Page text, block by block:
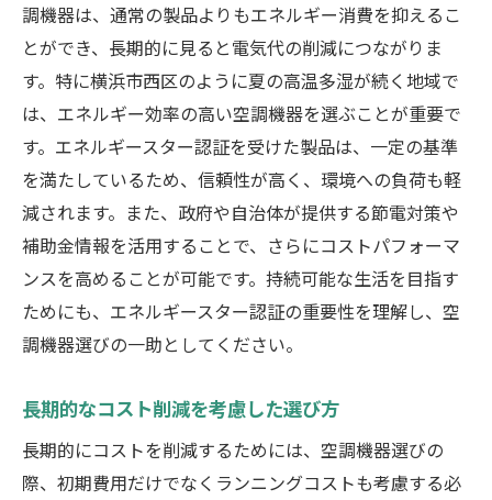
調機器は、通常の製品よりもエネルギー消費を抑えるこ
とができ、長期的に見ると電気代の削減につながりま
す。特に横浜市西区のように夏の高温多湿が続く地域で
は、エネルギー効率の高い空調機器を選ぶことが重要で
す。エネルギースター認証を受けた製品は、一定の基準
を満たしているため、信頼性が高く、環境への負荷も軽
減されます。また、政府や自治体が提供する節電対策や
補助金情報を活用することで、さらにコストパフォーマ
ンスを高めることが可能です。持続可能な生活を目指す
ためにも、エネルギースター認証の重要性を理解し、空
調機器選びの一助としてください。
長期的なコスト削減を考慮した選び方
長期的にコストを削減するためには、空調機器選びの
際、初期費用だけでなくランニングコストも考慮する必